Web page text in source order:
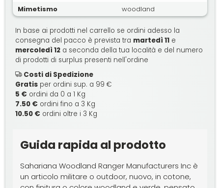
Mimetismo
woodland
In base ai prodotti nel carrello se ordini adesso la
consegna del pacco è prevista tra martedì 11 e
mercoledì 12 a seconda della tua località e del numero
di prodotti di surplus presenti nell'ordine
Costi di Spedizione
Gratis per ordini sup. a 99 €
5 € ordini da 0 a 1 Kg
7.50 € ordini fino a 3 Kg
10.50 € ordini oltre i 3 Kg
Guida rapida al prodotto
Sahariana Woodland Ranger Manufacturers Inc è
un articolo militare o outdoor, nuovo, in cotone,